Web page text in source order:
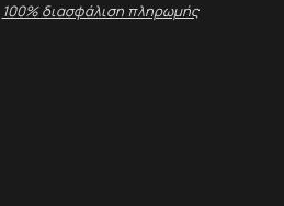
100% διασφάλιση πληρωμής